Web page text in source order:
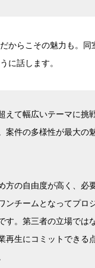
からこその魅力も。同
に話します。
えて幅広いテーマに挑
案件の多様性が最大の
方の自由度が高く、必
ンチームとなってプロ
す。第三者の立場では
再生にコミットできる